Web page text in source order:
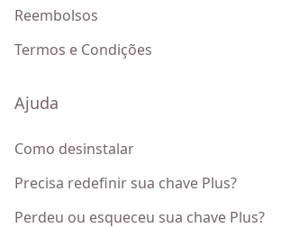
Reembolsos
Termos e Condições
Ajuda
Como desinstalar
Precisa redefinir sua chave Plus?
Perdeu ou esqueceu sua chave Plus?